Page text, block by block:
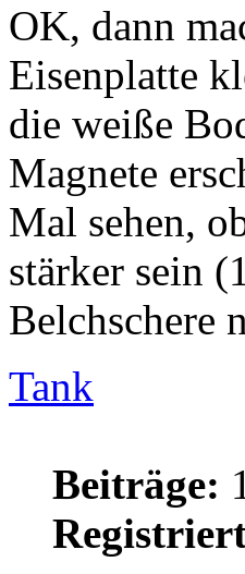
OK, dann
Eisenplatte
die weiße
Magnete
Mal sehen,
stärker sein
Belchschere
Tank
Beiträge: